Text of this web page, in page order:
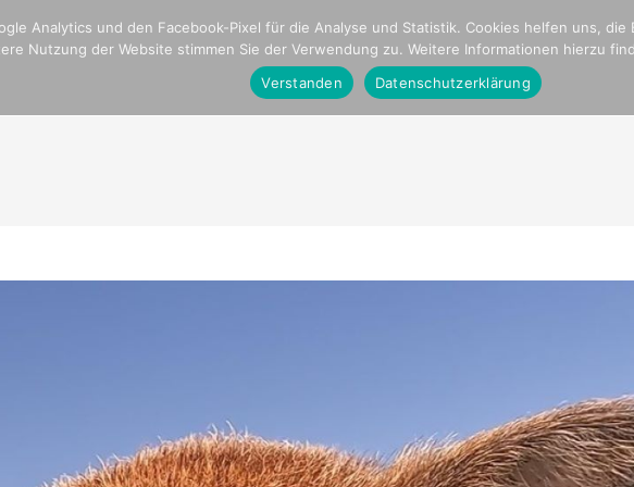
Plan International Parkinson Stationen unserer Reise
Home Crew,Schiff und Media Blogseite Plan
Analytics und den Facebook-Pixel für die Analyse und Statistik. Cookies helfen uns,
Nutzung der Website stimmen Sie der Verwendung zu. Weitere Informationen hierzu
Verstanden
Datenschutzerklärung